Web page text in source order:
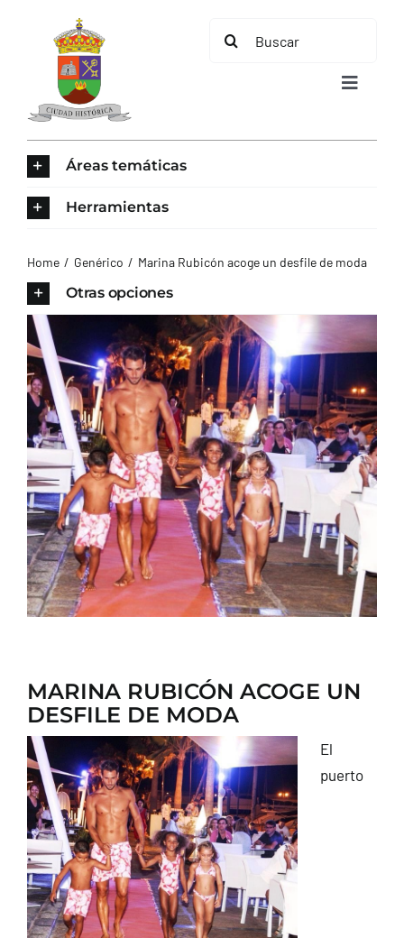
contenido
Buscar:
Toggle
AYUNTAMIENTO
TURISMO
CONTACTO
Áreas temáticas
Herramientas
Home Genérico Marina Rubicón acoge un desfile de moda
Otras opciones
MARINA RUBICÓN ACOGE UN
DESFILE DE MODA
El
puerto